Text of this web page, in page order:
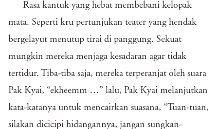
Rasa kantuk yang hebat membebani kelopak
mata. Seperti kru pertunjukan teater yang hendak
bergelayut menutup tirai di panggung. Sekuat
mungkin mereka menjaga kesadaran agar tidak
tertidur. Tiba-tiba saja, mereka terperanjat oleh suara
Pak Kyai, “ekheemm …” lalu, Pak Kyai melanjutkan
kata-katanya untuk mencairkan suasana, “Tuan-tuan,
silakan dicicipi hidangannya, jangan sungkan-